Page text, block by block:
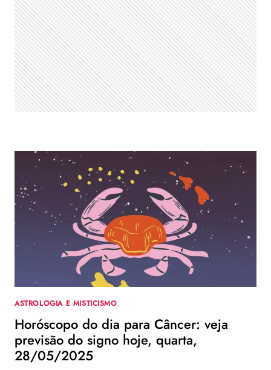
DO
SIGNO
HOJE,
QUARTA,
28/05/2025
ASTROLOGIA E MISTICISMO
Horóscopo do dia para Câncer: veja
previsão do signo hoje, quarta,
28/05/2025